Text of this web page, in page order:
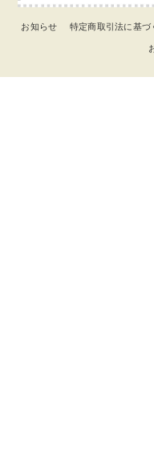
お知らせ 特定商取引法に基づ